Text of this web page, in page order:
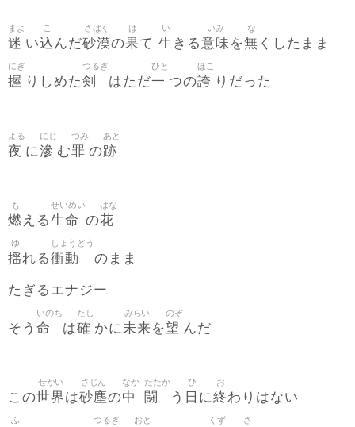
迷
まよ
い込
こ
んだ砂漠
さばく
の果
は
て 生
い
きる意味
いみ
を無
な
くしたまま
握
にぎ
りしめた剣
つるぎ
はただ一
ひと
つの誇
ほこ
りだった
夜
よる
に滲
にじ
む罪
つみ
の跡
あと
燃
も
える生命
せいめい
の花
はな
揺
ゆ
れる衝動
しょうどう
のまま
たぎるエナジー
そう 命
いのち
は確
たし
かに未来
みらい
を望
のぞ
んだ
この世界
せかい
は砂塵
さじん
の中
なか
闘
たたか
う 日
ひ
に終
お
わりはない
ふ つるぎ おと くず さ